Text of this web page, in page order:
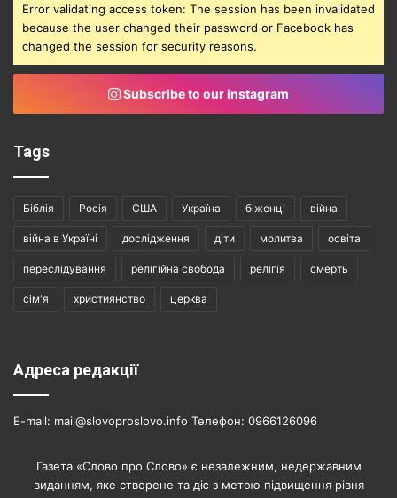
Error validating access token: The session has been invalidated
because the user changed their password or Facebook has
changed the session for security reasons.
Subscribe to our instagram
Tags
Біблія Росія США Україна біженці війна
війна в Україні дослідження діти молитва освіта
переслідування релігійна свобода релігія смерть
сім'я християнство церква
Адреса редакції
E-mail: mail@slovoproslovo.info Телефон: 0966126096
Газета «Слово про Слово» є незалежним, недержавним
виданням, яке створене та діє з метою підвищення рівня